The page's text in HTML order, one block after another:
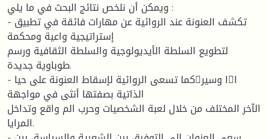
ويمكن أن نلخص نتائج البحث في ما يلي :
- تكشف العنونة عند الروائية عن مهارات فائقة في تطبيق
إستراتيجية واعية ومحكمة
لتطويع السلطة الأيديولوجية والسلطة الثقافية ورسم
طوباوية جديدة.
- كما تسعى الروائية لإسقاط العنونة على حياا وسيرا
الذاتية بصفتها أنثى في مواجهة
الآخر المختلف من خلال لعبة الشخصيات وحرب الم واقع وتداخل
المرايا.